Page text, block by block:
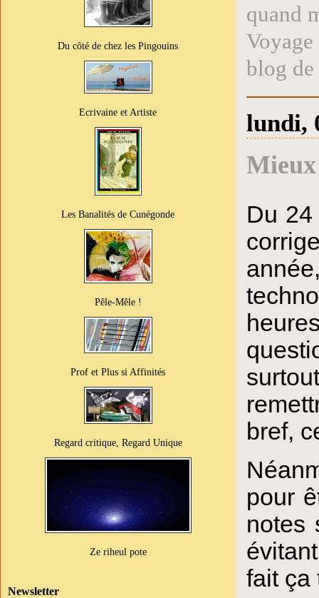
Du côté de chez les Pingouins
Ecrivaine et Artiste
Les Banalités de Cunégonde
Pêle-Mêle !
Prof et Plus si Affinités
Regard critique, Regard Unique
Ze riheul pote
Newsletter
quand
Voyage
blog
lundi,
Du
bref,
pour
notes
fait ça